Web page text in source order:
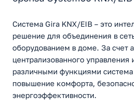
Система Gira KNX/EIB – это
решение для объединения в
оборудованием в доме. За счет
централизованного управления
различными функциями система
повышение комфорта,
энергоэффективности.